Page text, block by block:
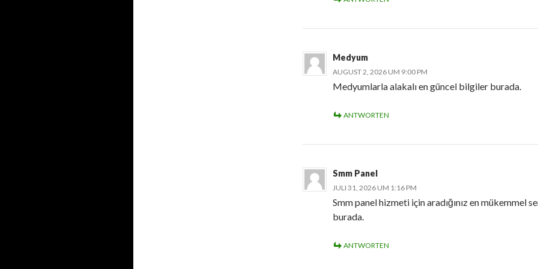
Medyum
AUGUST 2, 2026 UM 9:00 PM
Medyumlarla alakalı en güncel bilgiler burada.
ANTWORTEN
Smm Panel
JULI 31, 2026 UM 1:16 PM
Smm panel hizmeti için aradığınız en mükemmel
burada.
ANTWORTEN